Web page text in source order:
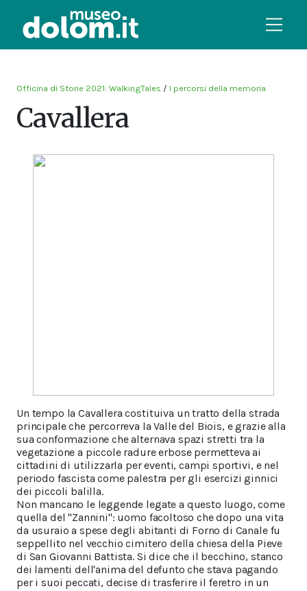
Officina di Storie 2021: WalkingTales / I percorsi della memoria
Cavallera
Un tempo la Cavallera costituiva un tratto della strada
principale che percorreva la Valle del Biois, e grazie alla
sua conformazione che alternava spazi stretti tra la
vegetazione a piccole radure erbose permetteva ai
cittadini di utilizzarla per eventi, campi sportivi, e nel
periodo fascista come palestra per gli esercizi ginnici
dei piccoli balilla.
Non mancano le leggende legate a questo luogo, come
quella del "Zannini": uomo facoltoso che dopo una vita
da usuraio a spese degli abitanti di Forno di Canale fu
seppellito nel vecchio cimitero della chiesa della Pieve
di San Giovanni Battista. Si dice che il becchino, stanco
dei lamenti dell'anima del defunto che stava pagando
per i suoi peccati, decise di trasferire il feretro in un